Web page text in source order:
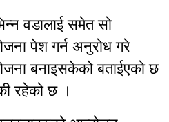
वडालाई समेत सो
पेश गर्न अनुरोध गरे
बनाइसकेको बताईएको छ
रहेको छ ।